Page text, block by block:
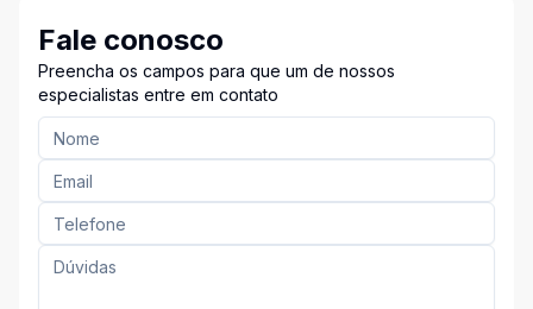
Fale conosco
Preencha os campos para que um de nossos
especialistas entre em contato